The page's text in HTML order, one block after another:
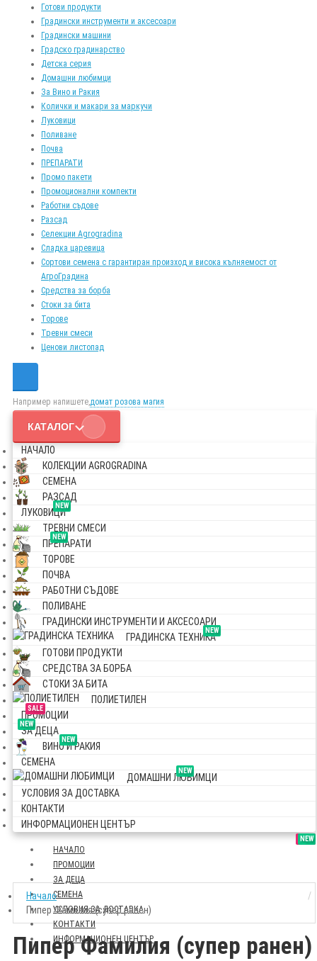
Готови продукти
Градински инструменти и аксесоари
Градински машини
Градско градинарство
Детска серия
Домашни любимци
За Вино и Ракия
Колички и макари за маркучи
Луковици
Поливане
Почва
ПРЕПАРАТИ
Промо пакети
Промоционални компекти
Работни съдове
Разсад
Селекции Agrogradina
Сладка царевица
Сортови семена с гарантиран произход и висока кълняемост от
АгроГрадина
Средства за борба
Стоки за бита
Торове
Тревни смеси
Ценови листопад
Например напишете,домат розова магия
КАТАЛОГ
НАЧАЛО
КОЛЕКЦИИ AGROGRADINA
СЕМЕНА
РАЗСАД
NEW
ЛУКОВИЦИ
ТРЕВНИ СМЕСИ
NEW
ПРЕПАРАТИ
ТОРОВЕ
ПОЧВА
РАБОТНИ СЪДОВЕ
ПОЛИВАНЕ
ГРАДИНСКИ ИНСТРУМЕНТИ И АКСЕСОАРИ
NEW
ГРАДИНСКА ТЕХНИКА
ГОТОВИ ПРОДУКТИ
СРЕДСТВА ЗА БОРБА
СТОКИ ЗА БИТА
ПОЛИЕТИЛЕН
SALE
ПРОМОЦИИ
NEW
ЗА ДЕЦА
NEW
ВИНО И РАКИЯ
СЕМЕНА
NEW
ДОМАШНИ ЛЮБИМЦИ
УСЛОВИЯ ЗА ДОСТАВКА
КОНТАКТИ
ИНФОРМАЦИОНЕН ЦЕНТЪР
НАЧАЛО
SALE
ПРОМОЦИИ
NEW
ЗА ДЕЦА
СЕМЕНА
УСЛОВИЯ ЗА ДОСТАВКА
КОНТАКТИ
ИНФОРМАЦИОНЕН ЦЕНТЪР
Начало
Пипер Фамилия (супер ранен)
Пипер Фамилия (супер ранен)